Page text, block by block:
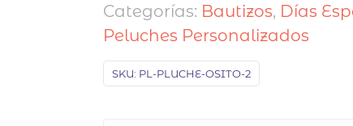
Categorías: Bautizos, Días
Peluches Personalizados
SKU: PL-PLUCHE-OSITO-2